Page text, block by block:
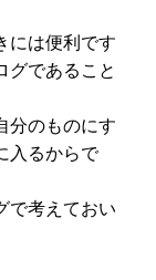
には便利です
グであること
分のものにす
入るからで
で考えておい